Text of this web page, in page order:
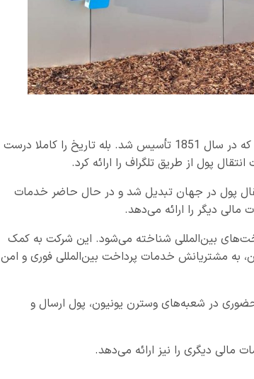
وسترن یونیون یک شرکت خدمات مالی و پرداخت بین‌المللی است که در سال 1851 تأسیس شد. بله تاریخ را کاملا درست
پول از طریق تلگراف را ارائه کرد.
پول در جهان تبدیل شد و در حال حاضر خدمات
مالی دیگر را ارائه می‌دهد.
بین‌المللی شناخته می‌شود. این شرکت به کمک
به مشتریانش خدمات پرداخت بین‌المللی فوری و امن
در شعبه‌های وسترن یونیون، پول ارسال و
دیگری را نیز ارائه می‌دهد.